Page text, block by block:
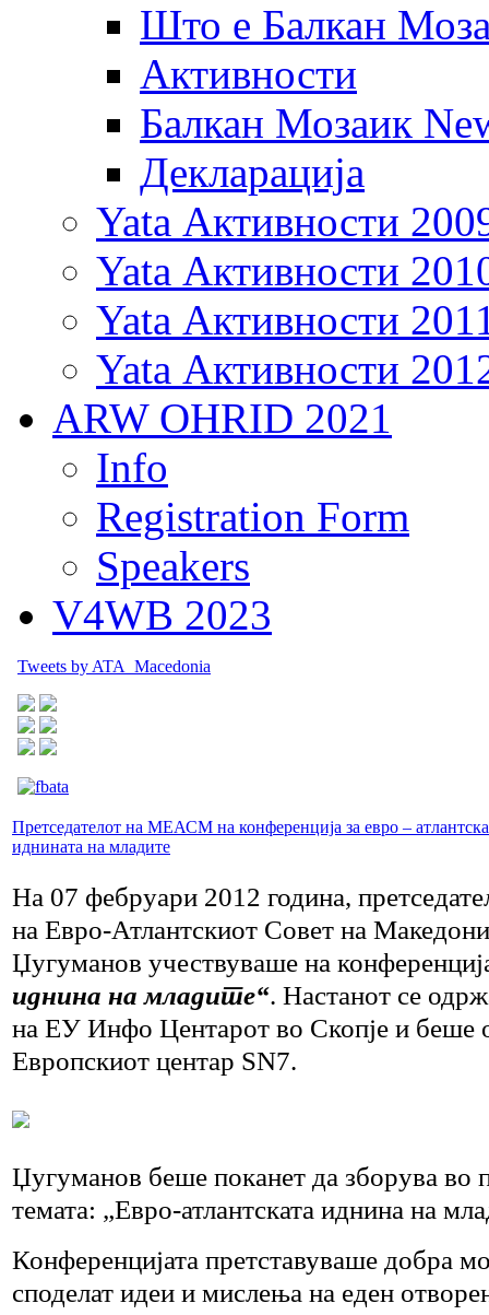
Што е Балкан
Активности
Балкан Мозаик
Декларација
Yata Активности
Yata Активности
Yata Активности
Yata Активности
ARW OHRID 2021
Info
Registration Form
Speakers
V4WB 2023
Tweets by ATA_Macedonia
Претседателот на МЕАСМ на конференција за евро –
иднината на младите
На 07 фебруари 2012 година,
на Евро-Атлантскиот Совет на
Џугуманов учествуваше на
иднина на младите“. Настанот се
на ЕУ Инфо Центарот во Скопје и беше
Европскиот центар SN7.
Џугуманов беше поканет да зборува во
темата: „Евро-атлантската иднина на
Конференцијата претставуваше добра
споделат идеи и мислења на еден